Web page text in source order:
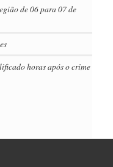
de 06 para 07 de
horas após o crime